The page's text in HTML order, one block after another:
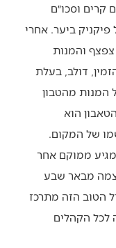
קרים וסכו״ם
ביער. אחרי
והמנות
דולב, בעלת
המנות מהטבון
הוא
של המקום.
ממוקם אחר
מבאר שבע
הטוב הזה מתרכז
לכל הקהלים